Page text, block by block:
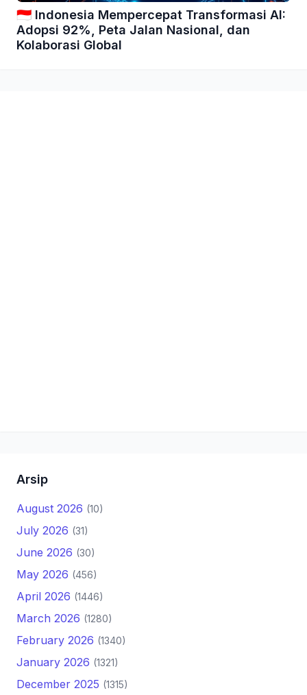
🇮🇩 Indonesia Mempercepat Transformasi AI:
Adopsi 92%, Peta Jalan Nasional, dan
Kolaborasi Global
Arsip
August 2026 (10)
July 2026 (31)
June 2026 (30)
May 2026 (456)
April 2026 (1446)
March 2026 (1280)
February 2026 (1340)
January 2026 (1321)
December 2025 (1315)